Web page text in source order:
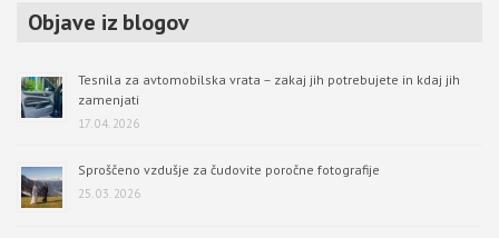
Objave iz blogov
Tesnila za avtomobilska vrata – zakaj jih potrebujete in kdaj jih
zamenjati
17. 04. 2026
Sproščeno vzdušje za čudovite poročne fotografije
25. 03. 2026